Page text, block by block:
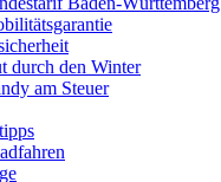
durch den Winter
am Steuer